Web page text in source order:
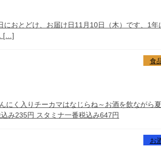
おとどけ、お届け日11月10日（木）です、1年
[…]
食
み235円 スタミナ一番税込み647円
お